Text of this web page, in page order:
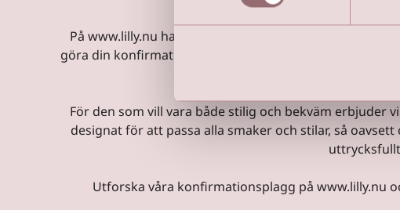
På www.lilly.nu har vi ett brett utbud av vackra
göra din konfirmationsdag minnesvärd. Oavsett om du
För den som vill vara både stilig och bekväm erbjuder
designat för att passa alla smaker och stilar, så
Utforska våra konfirmationsplagg på www.lilly.nu